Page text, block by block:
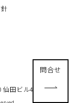
問合せ
田ビル4F